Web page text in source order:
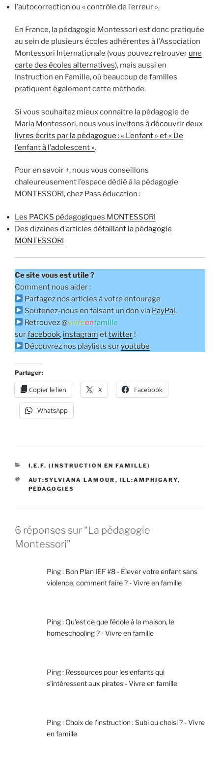
l’autocorrection ou « contrôle de l’erreur ».
En France, la pédagogie Montessori est donc pratiquée
au sein de plusieurs écoles adhérentes à l’Association
Montessori Internationale (vous pouvez retrouver une
carte des écoles alternatives), mais aussi en
Instruction en Famille, où beaucoup de familles
pratiquent également cette méthode.
Si vous souhaitez mieux connaître la pédagogie de
Maria Montessori, nous vous invitons àdécouvrir deux
livres écrits par la pédagogue : « L’enfant » et « De
l’enfant à l’adolescent ».
Pour en savoir +, nous vous conseillons
chaleureusement l’espace dédié à la pédagogie
MONTESSORI, chez Pass éducation :
Les PACKS pédagogiques MONTESSORI
Des dizaines d’articles détaillant la pédagogie
MONTESSORI
Ce site vous est utile ?
Comment nous aider :
Partagez nos articles à votre entourage
Soutenez-nous en faisant un don via PayPal.
Retrouvez @vivreenfamille
surfacebook, instagram ettwitter !
Découvrez nos playlists suryoutube
Partager :
Copier le lien X Facebook
WhatsApp
CATÉGORIES
I.E.F. (INSTRUCTION EN FAMILLE)
ÉTIQUETTES
AUT:SYLVIANA LAMOUR , ILL:AMPHIGARY,
PÉDAGOGIES
6 réponses sur “La pédagogie
Montessori”
Ping : Bon Plan IEF #8 - Élever votre enfant sans
violence, comment faire ? - Vivre en famille
Ping : Qu'est ce que l'école à la maison, le
homeschooling ? - Vivre en famille
Ping : Ressources pour les enfants qui
s'intéressent aux pirates - Vivre en famille
Ping : Choix de l'instruction : Subi ou choisi ? - Vivre
en famille